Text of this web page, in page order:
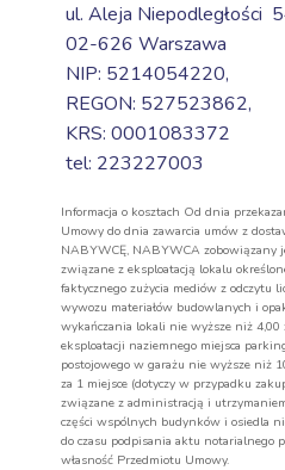
ul. Aleja Niepodległości
02-626 Warszawa
NIP: 5214054220,
REGON: 527523862,
KRS: 0001083372
tel: 223227003
Informacja o kosztach Od dnia
Umowy do dnia zawarcia umów z
NABYWCĘ, NABYWCA zobowiązany
związane z eksploatacją lokalu
faktycznego zużycia mediów z odczytu
wywozu materiałów budowlanych i
wykańczania lokali nie wyższe niż 4,00
eksploatacji naziemnego miejsca
postojowego w garażu nie wyższe niż
za 1 miejsce (dotyczy w przypadku
związane z administracją i
części wspólnych budynków i osiedla
do czasu podpisania aktu notarialnego
własność Przedmiotu Umowy.